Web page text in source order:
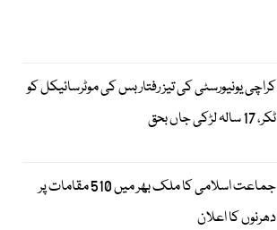
کراچی یونیورسٹی کی تیز رفتار بس کی موٹرسائیکل کو
ٹکر، 17 سالہ لڑکی جاں بحق
جماعت اسلامی کا ملک بھر میں 510 مقامات پر
دھرنوں کا اعلان